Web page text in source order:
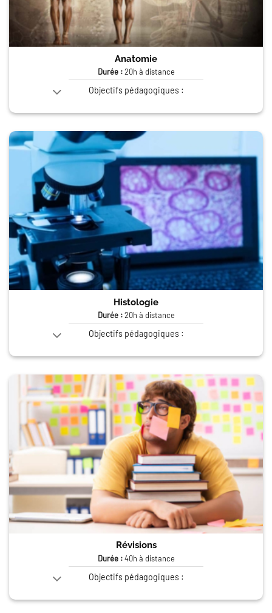
Anatomie
Durée :20h à distance
Objectifs pédagogiques :
Histologie
Durée :20h à distance
Objectifs pédagogiques :
Révisions
Durée :40h à distance
Objectifs pédagogiques :